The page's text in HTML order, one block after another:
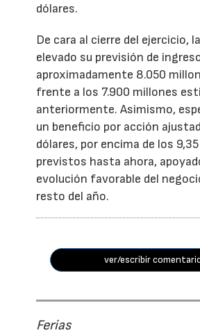
dólares.
De cara al cierre del ejercicio,
elevado su previsión de
aproximadamente 8.050
frente a los 7.900 millones
anteriormente. Asimismo,
un beneficio por acción
dólares, por encima de los
previstos hasta ahora,
evolución favorable del
resto del año.
ver/escribir
Ferias